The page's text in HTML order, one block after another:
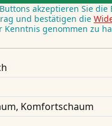
akzeptieren Sie
und bestätigen die
Kenntnis genommen zu
Komfortschaum